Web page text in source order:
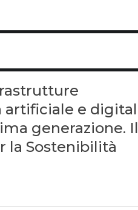
artificiale e digital
generazione. Il
la Sostenibilità